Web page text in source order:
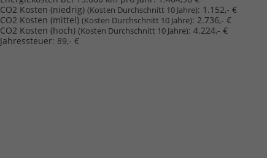
CO2 Kosten (niedrig) (Kosten Durchschnitt 10 Jahre): 1.152,- €
CO2 Kosten (mittel) (Kosten Durchschnitt 10 Jahre): 2.736,- €
CO2 Kosten (hoch) (Kosten Durchschnitt 10 Jahre): 4.224,- €
Jahressteuer: 89,- €